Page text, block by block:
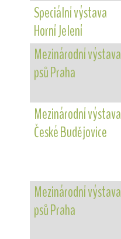
Speciální výstava
Horní Jelení
Mezinárodní výstava
psů Praha
Mezinárodní výstava
České Budějovice
Mezinárodní výstava
psů Praha